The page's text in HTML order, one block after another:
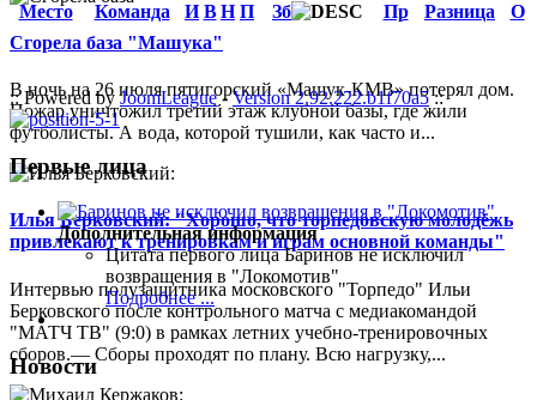
Сгорела база "Машука"
В ночь на 26 июля пятигорский «Машук-КМВ» потерял дом.
Пожар уничтожил третий этаж клубной базы, где жили
футболисты. А вода, которой тушили, как часто и...
Илья Берковский: "Хорошо, что торпедовскую молодёжь
привлекают к тренировкам и играм основной команды"
Интервью полузащитника московского "Торпедо" Ильи
Берковского после контрольного матча с медиакомандой
"МАТЧ ТВ" (9:0) в рамках летних учебно-тренировочных
сборов.— Сборы проходят по плану. Всю нагрузку,...
Место Команда И В Н П Зб Пр Разница О
:: Powered byJoomLeague-Version 2.92.222.b1f70a5::
Первые лица
Дополнительная информация
Цитата первого лица Баринов не исключил
возвращения в "Локомотив"
Подробнее ...
Новости